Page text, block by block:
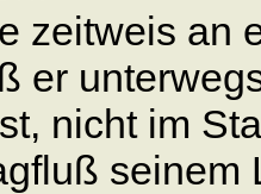
zeitweis an
er
nicht im
seinem